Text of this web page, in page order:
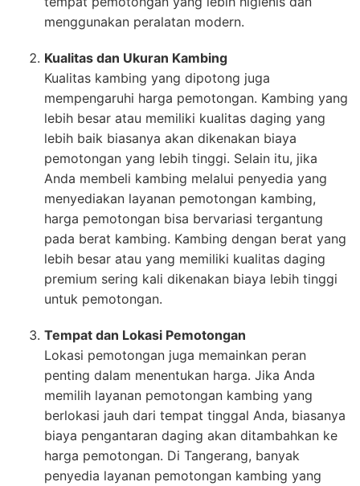
menggunakan peralatan modern.
Kualitas dan Ukuran Kambing
Kualitas kambing yang dipotong juga
mempengaruhi harga pemotongan. Kambing yang
lebih besar atau memiliki kualitas daging yang
lebih baik biasanya akan dikenakan biaya
pemotongan yang lebih tinggi. Selain itu, jika
Anda membeli kambing melalui penyedia yang
menyediakan layanan pemotongan kambing,
harga pemotongan bisa bervariasi tergantung
pada berat kambing. Kambing dengan berat yang
lebih besar atau yang memiliki kualitas daging
premium sering kali dikenakan biaya lebih tinggi
untuk pemotongan.
Tempat dan Lokasi Pemotongan
Lokasi pemotongan juga memainkan peran
penting dalam menentukan harga. Jika Anda
memilih layanan pemotongan kambing yang
berlokasi jauh dari tempat tinggal Anda, biasanya
biaya pengantaran daging akan ditambahkan ke
harga pemotongan. Di Tangerang, banyak
penyedia layanan pemotongan kambing yang